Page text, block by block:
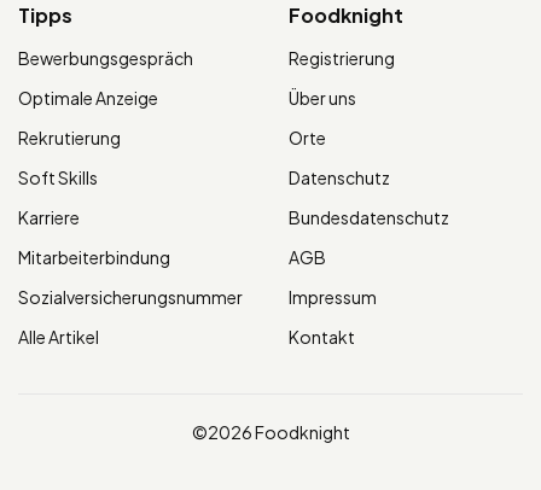
Tipps
Bewerbungsgespräch
Optimale Anzeige
Rekrutierung
Soft Skills
Karriere
Mitarbeiterbindung
Sozialversicherungsnummer
Alle Artikel
Foodknight
Registrierung
Über uns
Orte
Datenschutz
Bundesdatenschutz
AGB
Impressum
Kontakt
©2026 Foodknight